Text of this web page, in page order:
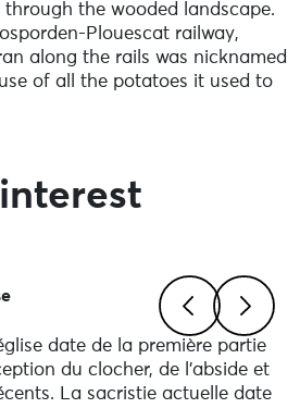
the wooded landscape.
Plouescat railway,
along the rails was nicknamed
of all the potatoes it used to
PreviousNext
date de la première partie
du clocher, de l'abside et
La sacristie actuelle date